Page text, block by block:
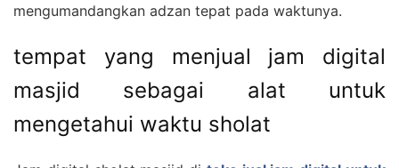
mengumandangkan adzan tepat pada waktunya.
tempat yang menjual jam digital
masjid sebagai alat untuk
mengetahui waktu sholat